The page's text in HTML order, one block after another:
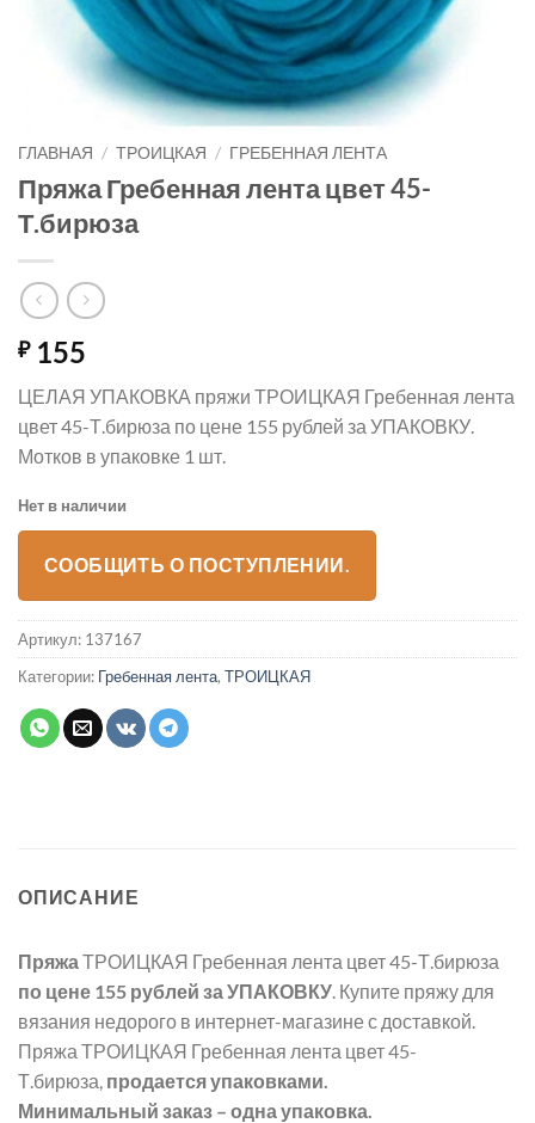
ГЛАВНАЯ / ТРОИЦКАЯ / ГРЕБЕННАЯ ЛЕНТА
Пряжа Гребенная лента цвет 45-
Т.бирюза
₽155
ЦЕЛАЯ УПАКОВКА пряжи ТРОИЦКАЯ Гребенная лента
цвет 45-Т.бирюза по цене 155 рублей за УПАКОВКУ.
Мотков в упаковке 1 шт.
Нет в наличии
СООБЩИТЬ О ПОСТУПЛЕНИИ.
Артикул: 137167
Категории: Гребенная лента, ТРОИЦКАЯ
ОПИСАНИЕ
Пряжа ТРОИЦКАЯ Гребенная лента цвет 45-Т.бирюза
по цене 155 рублей за УПАКОВКУ . Купите пряжу для
вязания недорого в интернет-магазине с доставкой.
Пряжа ТРОИЦКАЯ Гребенная лента цвет 45-
Т.бирюза, продается упаковками.
Минимальный заказ – одна упаковка.